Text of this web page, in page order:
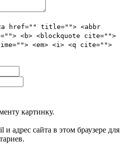
href="" title=""> <abbr
<b> <blockquote cite="">
<em> <i> <q cite="">
картинку.
адрес сайта в этом браузере для